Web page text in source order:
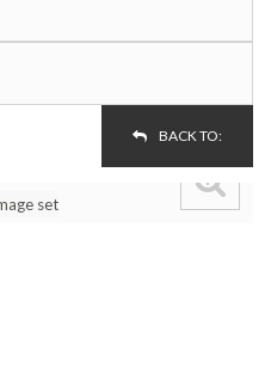
BACK TO: